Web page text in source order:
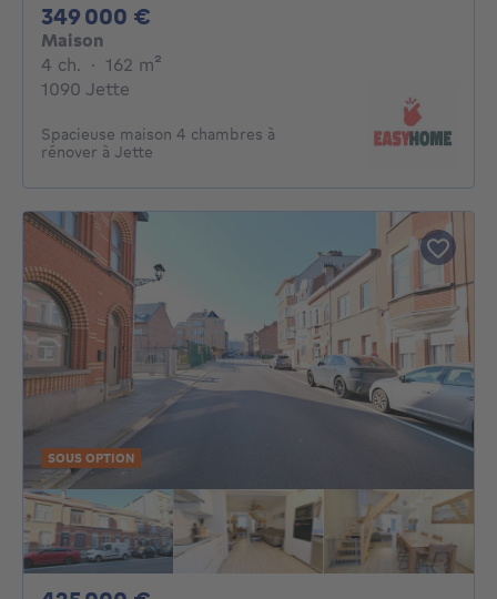
349 000 €
Maison
4 ch. 4 chambres
· 162 m²
1090 Jette
Spacieuse maison 4 chambres à
rénover à Jette
SOUS OPTION